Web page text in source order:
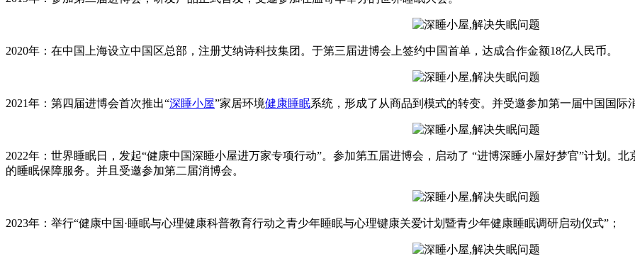
2020年：在中国上海设立中国区总部，注册艾纳诗科技集团。于第三届进博会上签约中国首单，达成合作金额18亿人民币。
2021年：第四届进博会首次推出“深睡小屋”家居环境健康睡眠系统，形成了从商品到模式的转变。并受邀参加第一届中国国际
2022年：世界睡眠日，发起“健康中国深睡小屋进万家专项行动”。参加第五届进博会，启动了 “进博深睡小屋好梦官”计划。
的睡眠保障服务。并且受邀参加第二届消博会。
2023年：举行“健康中国·睡眠与心理健康科普教育行动之青少年睡眠与心理键康关爱计划暨青少年健康睡眠调研启动仪式”；